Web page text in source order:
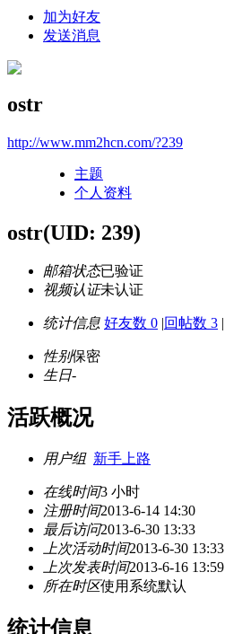
加为好友
发送消息
ostr
http://www.mm2hcn.com/?239
主题
个人资料
ostr(UID: 239)
邮箱状态已验证
视频认证未认证
统计信息 好友数 0 |回帖数 3 |
性别保密
生日-
活跃概况
用户组 新手上路
在线时间3 小时
注册时间2013-6-14 14:30
最后访问2013-6-30 13:33
上次活动时间2013-6-30 13:33
上次发表时间2013-6-16 13:59
所在时区使用系统默认
统计信息